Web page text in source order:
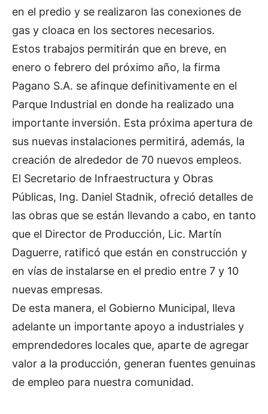
en el predio y se realizaron las conexiones de
gas y cloaca en los sectores necesarios.
Estos trabajos permitirán que en breve, en
enero o febrero del próximo año, la firma
Pagano S.A. se afinque definitivamente en el
Parque Industrial en donde ha realizado una
importante inversión. Esta próxima apertura de
sus nuevas instalaciones permitirá, además, la
creación de alrededor de 70 nuevos empleos.
El Secretario de Infraestructura y Obras
Públicas, Ing. Daniel Stadnik, ofreció detalles de
las obras que se están llevando a cabo, en tanto
que el Director de Producción, Lic. Martín
Daguerre, ratificó que están en construcción y
en vías de instalarse en el predio entre 7 y 10
nuevas empresas.
De esta manera, el Gobierno Municipal, lleva
adelante un importante apoyo a industriales y
emprendedores locales que, aparte de agregar
valor a la producción, generan fuentes genuinas
de empleo para nuestra comunidad.